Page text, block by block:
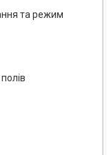
та режим